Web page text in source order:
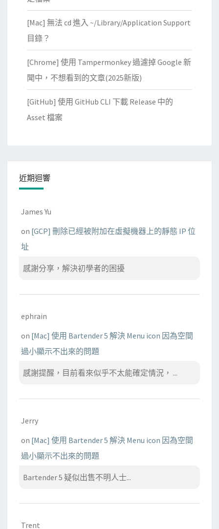
[Mac] 無法 cd 進入 ~/Library/Application Support
目錄？
[Chrome] 使用 Tampermonkey 過濾掉 Google 新
聞中，不想看到的文章(2025新版)
[GitHub] 使用 GitHub CLI 下載 Release 中的
Asset 檔案
近期迴響
James Yu
on [GCP] 刪除已經被附加在虛擬機器上的靜態 IP 位
址
感謝分享，解決初學者的困擾
ephrain
on [Mac] 使用 Bartender 5 解決 Menu icon 因為空間
過小顯示不出來的問題
感謝提醒，目前看來似乎不太能確定情況， ...
Jerry
on [Mac] 使用 Bartender 5 解決 Menu icon 因為空間
過小顯示不出來的問題
Bartender 5 疑似出售不明人士...
Trent